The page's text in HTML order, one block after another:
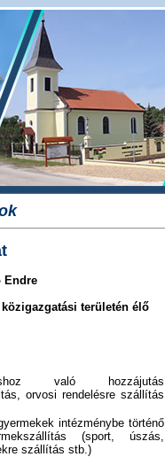
Endre
területén élő
való hozzájutás
orvosi rendelésre szállítás
intézménybe történő
(sport, úszás,
szállítás stb.)